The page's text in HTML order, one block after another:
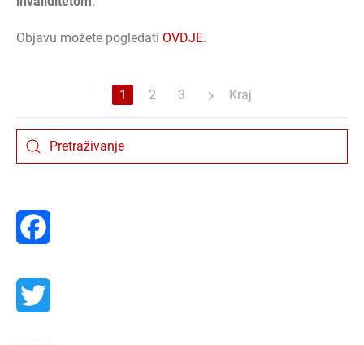
Objavu možete pogledati OVDJE.
1 2 3 Kraj